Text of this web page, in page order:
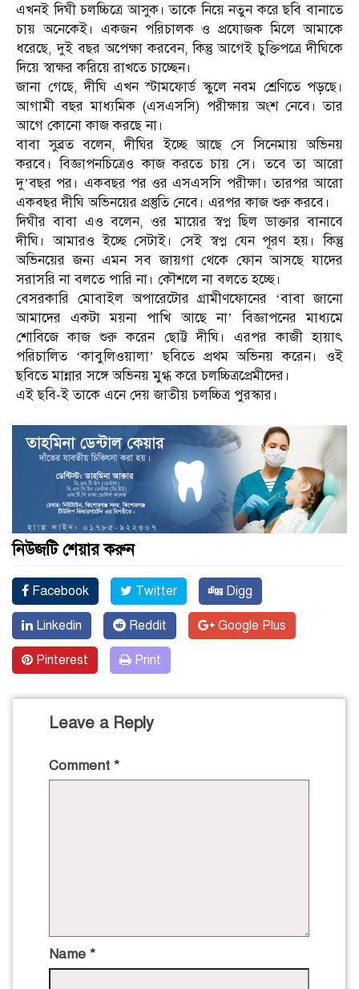
এখনই দিঘী চলচ্চিত্রে আসুক। তাকে নিয়ে নতুন করে ছবি বানাতে
চায় অনেকেই। একজন পরিচালক ও প্রযোজক মিলে আমাকে
ধরেছে, দুই বছর অপেক্ষা করবেন, কিন্তু আগেই চুক্তিপত্রে দীঘিকে
দিয়ে স্বাক্ষর করিয়ে রাখতে চাচ্ছেন।
জানা গেছে, দীঘি এখন স্টামফোর্ড স্কুলে নবম শ্রেণিতে পড়ছে।
আগামী বছর মাধ্যমিক (এসএসসি) পরীক্ষায় অংশ নেবে। তার
আগে কোনো কাজ করছে না।
বাবা সুব্রত বলেন, দীঘির ইচ্ছে আছে সে সিনেমায় অভিনয়
করবে। বিজ্ঞাপনচিত্রেও কাজ করতে চায় সে। তবে তা আরো
দু’বছর পর। একবছর পর ওর এসএসসি পরীক্ষা। তারপর আরো
একবছর দীঘি অভিনয়ের প্রস্তুতি নেবে। এরপর কাজ শুরু করবে।
দিঘীর বাবা এও বলেন, ওর মায়ের স্বপ্ন ছিল ডাক্তার বানাবে
দীঘি। আমারও ইচ্ছে সেটাই। সেই স্বপ্ন যেন পূরণ হয়। কিন্তু
অভিনয়ের জন্য এমন সব জায়গা থেকে ফোন আসছে যাদের
সরাসরি না বলতে পারি না। কৌশলে না বলতে হচ্ছে।
বেসরকারি মোবাইল অপারেটোর গ্রামীণফোনের ‘বাবা জানো
আমাদের একটা ময়না পাখি আছে না’ বিজ্ঞাপনের মাধ্যমে
শোবিজে কাজ শুরু করেন ছোট্ট দীঘি। এরপর কাজী হায়াৎ
পরিচালিত ‘কাবুলিওয়ালা’ ছবিতে প্রথম অভিনয় করেন। ওই
ছবিতে মান্নার সঙ্গে অভিনয় মুগ্ধ করে চলচ্চিত্রপ্রেমীদের।
এই ছবি-ই তাকে এনে দেয় জাতীয় চলচ্চিত্র পুরস্কার।
নিউজটি শেয়ার করুন
Facebook Twitter Digg
Linkedin Reddit Google Plus
Pinterest Print
Leave a Reply
Comment *
Name *